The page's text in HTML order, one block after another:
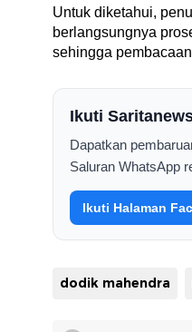
Untuk diketahui,
berlangsungnya
sehingga
Ikuti
Dapatkan
Saluran WhatsApp
Ikuti Halaman
dodik mahendra